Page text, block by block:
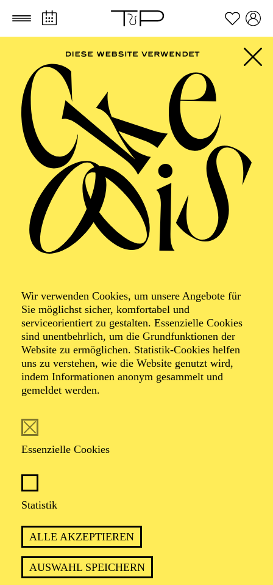
Zum Hauptinhalt springen Zum Footer springen
Wir verwenden Cookies, um unsere Angebote für
Sie möglichst sicher, komfortabel und
serviceorientiert zu gestalten. Essenzielle Cookies
sind unentbehrlich, um die Grundfunktionen der
Website zu ermöglichen. Statistik-Cookies helfen
uns zu verstehen, wie die Website genutzt wird,
indem Informationen anonym gesammelt und
gemeldet werden.
Essenzielle Cookies
Statistik
ALLE AKZEPTIEREN
AUSWAHL SPEICHERN
FILTER
SEPTEMBER 2026
PHILHARMONIE ESSEN
Freitag
04.09.2026
20:00 - 23:00
Alfried Krupp Saal
Veranstalter: Theater-, Konzert- u. Gastspieldirektion OTTO
HOFNER GMBH
TICKETS
55,20 52,70€
Die Veranstaltung ist vom Angebot der TUPcard ausgeschlossen.
Samstag
05.09.2026
Grillo-Theater
BLICK AUF DEN IRAN –
STIMMEN ZUR AKTUELLEN
LAGE
Veranstalter: Eine Kooperationsveranstaltung mit der Stadt
Essen